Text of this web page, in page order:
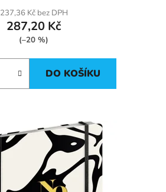
237,36 Kč bez DPH
287,20 Kč
(–20 %)
DO KOŠÍKU